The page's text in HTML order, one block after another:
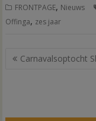
FRONTPAGE, Nieuws
Offinga, zes jaar
Bericht
Carnavalsoptocht